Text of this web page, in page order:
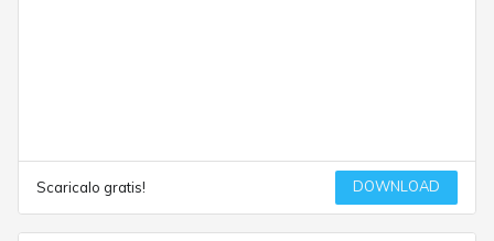
Scaricalo gratis! DOWNLOAD